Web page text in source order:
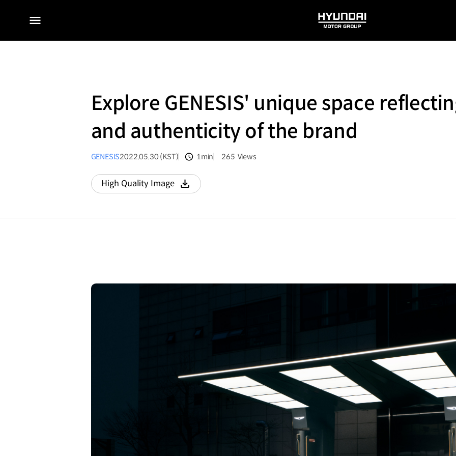
전체
HYUNDAI
MOTOR
Explore GENESIS' unique space
and authenticity of the brand
GENESIS2022.05.30 (KST) 1min 265 Views
High Quality Image
다운로드